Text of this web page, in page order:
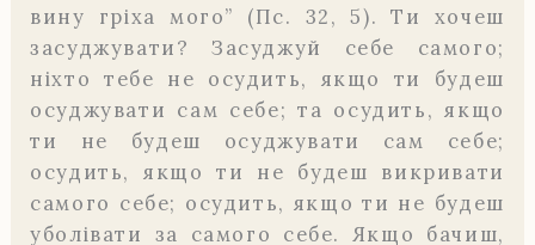
вину гріха мого” (Пс. 32, 5). Ти хочеш
засуджувати? Засуджуй себе самого;
ніхто тебе не осудить, якщо ти будеш
осуджувати сам себе; та осудить, якщо
ти не будеш осуджувати сам себе;
осудить, якщо ти не будеш викривати
самого себе; осудить, якщо ти не будеш
уболівати за самого себе. Якщо бачиш,